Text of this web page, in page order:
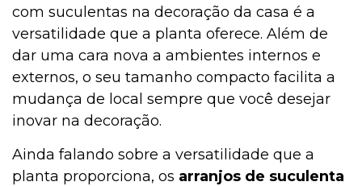
com suculentas na decoração da casa é a
versatilidade que a planta oferece. Além de
dar uma cara nova a ambientes internos e
externos, o seu tamanho compacto facilita a
mudança de local sempre que você desejar
inovar na decoração.
Ainda falando sobre a versatilidade que a
planta proporciona, os arranjos de suculenta